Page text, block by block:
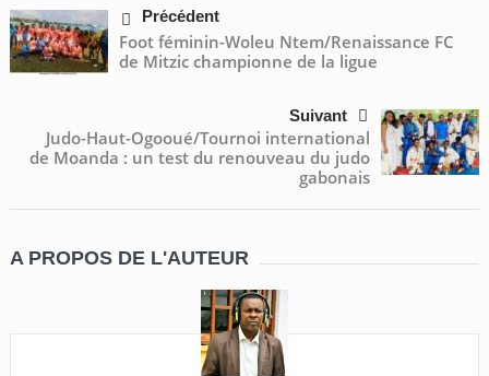
Précédent
Foot féminin-Woleu Ntem/Renaissance FC
de Mitzic championne de la ligue
Suivant
Judo-Haut-Ogooué/Tournoi international
de Moanda : un test du renouveau du judo
gabonais
A PROPOS DE L'AUTEUR